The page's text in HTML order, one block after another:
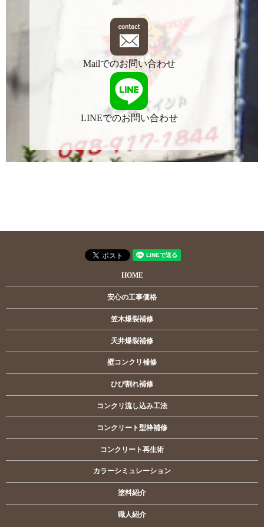
Mailでのお問い合わせ
LINEでのお問い合わせ
HOME
安心の工事価格
笠木爆裂補修
天井爆裂補修
壁コンクリ補修
ひび割れ補修
コンクリ流し込み工法
コンクリート型枠補修
コンクリート再生術
カラーシミュレーション
塗料紹介
職人紹介